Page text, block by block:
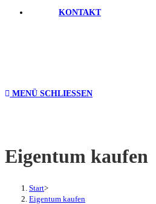
KONTAKT
MENÜ SCHLIESSEN
Eigentum kaufen
Start>
Eigentum kaufen